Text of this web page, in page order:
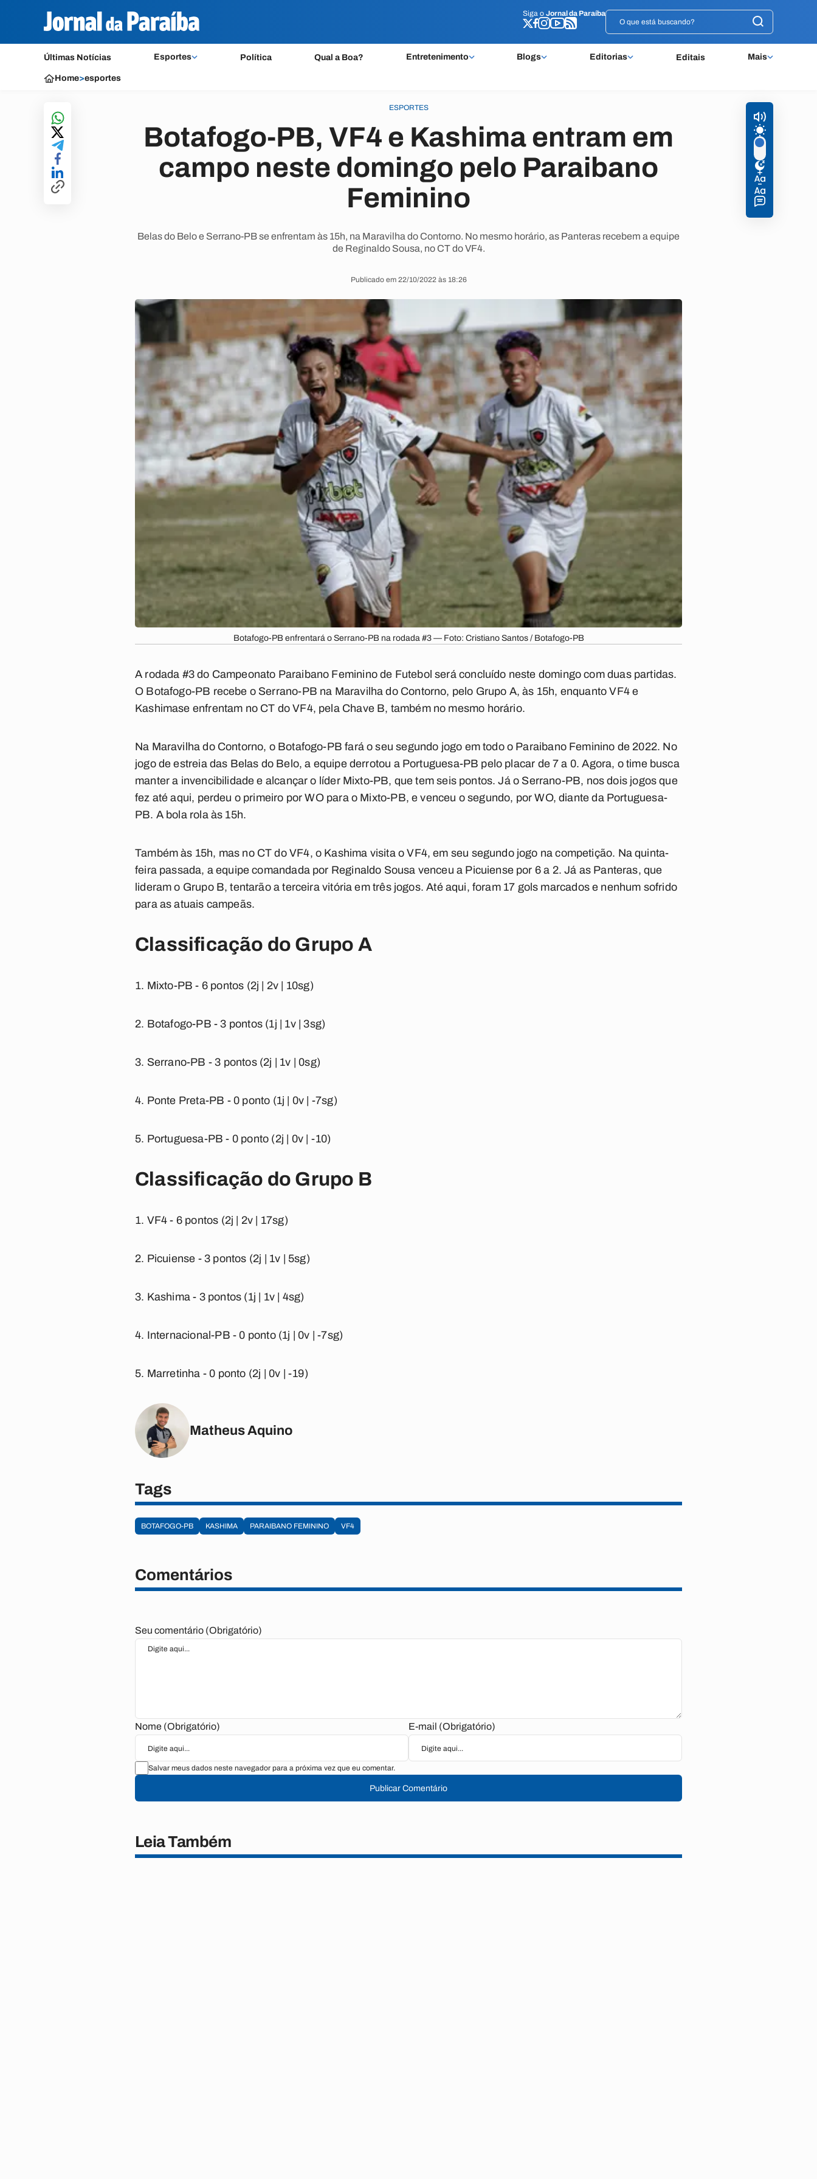
Siga o Jornal da Paraíba
Últimas Notícias Esportes Política Qual a Boa? Entretenimento Blogs Editorias Editais Mais
Siga o Jornal da Paraíba
Home>esportes
ESPORTES
Botafogo-PB, VF4 e Kashima entram em
campo neste domingo pelo Paraibano
Feminino
Belas do Belo e Serrano-PB se enfrentam às 15h, na Maravilha do Contorno. No mesmo horário, as Panteras recebem a equipe
de Reginaldo Sousa, no CT do VF4.
Publicado em 22/10/2022 às 18:26
Botafogo-PB enfrentará o Serrano-PB na rodada #3 — Foto: Cristiano Santos / Botafogo-PB
A rodada #3 do Campeonato Paraibano Feminino de Futebol será concluído neste domingo com duas partidas.
O Botafogo-PB recebe o Serrano-PB na Maravilha do Contorno, pelo Grupo A, às 15h, enquanto VF4 e
Kashimase enfrentam no CT do VF4, pela Chave B, também no mesmo horário.
Na Maravilha do Contorno, o Botafogo-PB fará o seu segundo jogo em todo o Paraibano Feminino de 2022. No
jogo de estreia das Belas do Belo, a equipe derrotou a Portuguesa-PB pelo placar de 7 a 0. Agora, o time busca
manter a invencibilidade e alcançar o líder Mixto-PB, que tem seis pontos. Já o Serrano-PB, nos dois jogos que
fez até aqui, perdeu o primeiro por WO para o Mixto-PB, e venceu o segundo, por WO, diante da Portuguesa-
PB. A bola rola às 15h.
Também às 15h, mas no CT do VF4, o Kashima visita o VF4, em seu segundo jogo na competição. Na quinta-
feira passada, a equipe comandada por Reginaldo Sousa venceu a Picuiense por 6 a 2. Já as Panteras, que
lideram o Grupo B, tentarão a terceira vitória em três jogos. Até aqui, foram 17 gols marcados e nenhum sofrido
para as atuais campeãs.
Classificação do Grupo A
Mixto-PB - 6 pontos (2j | 2v | 10sg)
Botafogo-PB -3 pontos (1j | 1v | 3sg)
Serrano-PB -3 pontos (2j | 1v | 0sg)
Ponte Preta-PB -0 ponto (1j | 0v | -7sg)
Portuguesa-PB - 0 ponto (2j | 0v | -10)
Classificação do Grupo B
VF4 - 6 pontos (2j | 2v | 17sg)
Picuiense -3 pontos (2j | 1v | 5sg)
Kashima - 3 pontos (1j | 1v | 4sg)
Internacional-PB -0 ponto (1j | 0v | -7sg)
Marretinha -0 ponto (2j | 0v | -19)
Matheus Aquino
Tags
BOTAFOGO-PB KASHIMA PARAIBANO FEMININO VF4
Comentários
Seu comentário (Obrigatório)
Nome (Obrigatório) E-mail (Obrigatório)
Salvar meus dados neste navegador para a próxima vez que eu comentar.
Publicar Comentário
Leia Também